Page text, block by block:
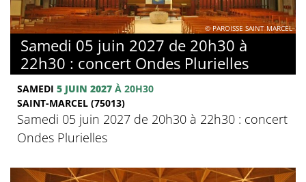
© PAROISSE SAINT MARCEL
Samedi 05 juin 2027 de 20h30 à
22h30 : concert Ondes Plurielles
SAMEDI 5 JUIN 2027 À 20H30
SAINT-MARCEL (75013)
Samedi 05 juin 2027 de 20h30 à 22h30 : concert
Ondes Plurielles